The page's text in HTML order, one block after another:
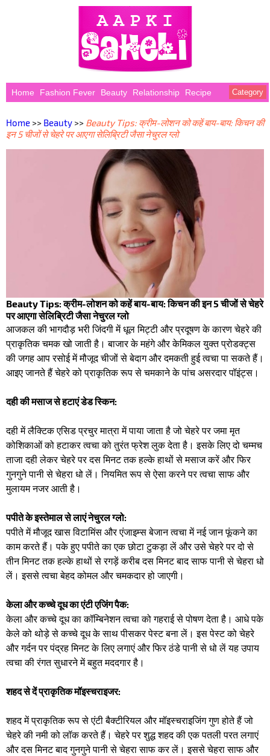
Home Fashion Fever Beauty Relationship Recipe Category
Home >> Beauty >> Beauty Tips: क्रीम-लोशन को कहें बाय-बाय: किचन की
इन 5 चीजों से चेहरे पर आएगा सेलिब्रिटी जैसा नेचुरल ग्लो
Beauty Tips: क्रीम-लोशन को कहें बाय-बाय: किचन की इन 5 चीजों से चेहरे
पर आएगा सेलिब्रिटी जैसा नेचुरल ग्लो
आजकल की भागदौड़ भरी जिंदगी में धूल मिट्टी और प्रदूषण के कारण चेहरे की
प्राकृतिक चमक खो जाती है। बाजार के महंगे और केमिकल युक्त प्रोडक्ट्स
की जगह आप रसोई में मौजूद चीजों से बेदाग और दमकती हुई त्वचा पा सकते हैं।
आइए जानते हैं चेहरे को प्राकृतिक रूप से चमकाने के पांच असरदार पॉइंट्स। ​
दही की मसाज से हटाएं डेड स्किन:
दही में लैक्टिक एसिड प्रचुर मात्रा में पाया जाता है जो चेहरे पर जमा मृत
कोशिकाओं को हटाकर त्वचा को तुरंत फ्रेश लुक देता है। इसके लिए दो चम्मच
ताजा दही लेकर चेहरे पर दस मिनट तक हल्के हाथों से मसाज करें और फिर
गुनगुने पानी से चेहरा धो लें। नियमित रूप से ऐसा करने पर त्वचा साफ और
मुलायम नजर आती है। ​
पपीते के इस्तेमाल से लाएं नेचुरल ग्लो:
पपीते में मौजूद खास विटामिंस और एंजाइम्स बेजान त्वचा में नई जान फूंकने का
काम करते हैं। पके हुए पपीते का एक छोटा टुकड़ा लें और उसे चेहरे पर दो से
तीन मिनट तक हल्के हाथों से रगड़ें करीब दस मिनट बाद साफ पानी से चेहरा धो
लें। इससे त्वचा बेहद कोमल और चमकदार हो जाएगी। ​
केला और कच्चे दूध का एंटी एजिंग पैक:
केला और कच्चे दूध का कॉम्बिनेशन त्वचा को गहराई से पोषण देता है। आधे पके
केले को थोड़े से कच्चे दूध के साथ पीसकर पेस्ट बना लें। इस पेस्ट को चेहरे
और गर्दन पर पंद्रह मिनट के लिए लगाएं और फिर ठंडे पानी से धो लें यह उपाय
त्वचा की रंगत सुधारने में बहुत मददगार है। ​
शहद से दें प्राकृतिक मॉइस्चराइजर:
शहद में प्राकृतिक रूप से एंटी बैक्टीरियल और मॉइस्चराइजिंग गुण होते हैं जो
चेहरे की नमी को लॉक करते हैं। चेहरे पर शुद्ध शहद की एक पतली परत लगाएं
और दस मिनट बाद गुनगुने पानी से चेहरा साफ कर लें। इससे चेहरा साफ और